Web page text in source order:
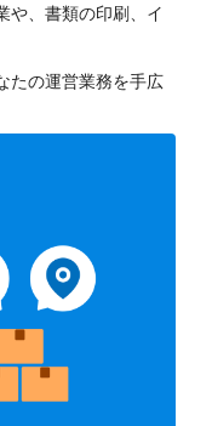
や、書類の印刷、イ
たの運営業務を手広